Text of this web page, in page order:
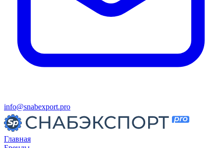
info@snabexport.pro
Главная